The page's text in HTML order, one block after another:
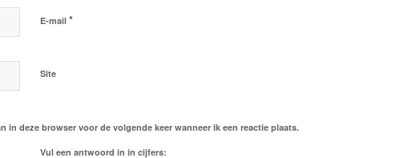
E-mail *
Site
in deze browser voor de volgende keer wanneer ik een reactie plaats.
Vul een antwoord in in cijfers: